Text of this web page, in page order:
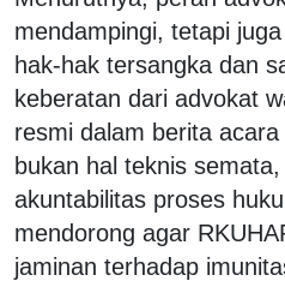
mendampingi, tetapi
hak-hak tersangka dan
keberatan dari advokat
resmi dalam berita
bukan hal teknis
akuntabilitas proses
mendorong agar
jaminan terhadap